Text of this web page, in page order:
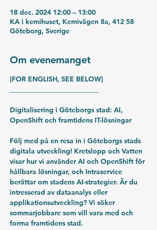
18 dec. 2024 12:00 – 13:00
KA i kemihuset, Kemivägen 8a, 412 58
Göteborg, Sverige
Om evenemanget
[FOR ENGLISH, SEE BELOW]
Digitalisering i Göteborgs stad: AI,
OpenShift och framtidens IT-lösningar
Följ med på en resa in i Göteborgs stads
digitala utveckling! Kretslopp och Vatten
visar hur vi använder AI och OpenShift för
hållbara lösningar, och Intraservice
berättar om stadens AI-strategier. Är du
intresserad av dataanalys eller
applikationsutveckling? Vi söker
sommarjobbare som vill vara med och
forma framtidens stad.